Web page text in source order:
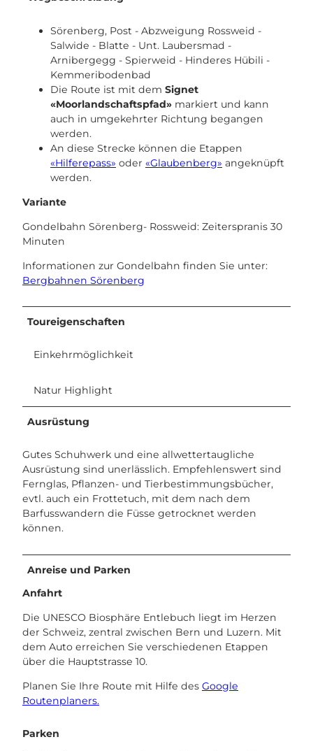
Sörenberg, Post - Abzweigung Rossweid -
Salwide - Blatte - Unt. Laubersmad -
Arnibergegg - Spierweid - Hinderes Hübili -
Kemmeribodenbad
Die Route ist mit dem Signet
«Moorlandschaftspfad» markiert und kann
auch in umgekehrter Richtung begangen
werden.
An diese Strecke können die Etappen
«Hilferepass» oder «Glaubenberg» angeknüpft
werden.
Variante
Gondelbahn Sörenberg- Rossweid: Zeiterspranis 30
Minuten
Informationen zur Gondelbahn finden Sie unter:
Bergbahnen Sörenberg
Toureigenschaften
Einkehrmöglichkeit
Natur Highlight
Ausrüstung
Gutes Schuhwerk und eine allwettertaugliche
Ausrüstung sind unerlässlich. Empfehlenswert sind
Fernglas, Pflanzen- und Tierbestimmungsbücher,
evtl. auch ein Frottetuch, mit dem nach dem
Barfusswandern die Füsse getrocknet werden
können.
Anreise und Parken
Anfahrt
Die UNESCO Biosphäre Entlebuch liegt im Herzen
der Schweiz, zentral zwischen Bern und Luzern. Mit
dem Auto erreichen Sie verschiedenen Etappen
über die Hauptstrasse 10.
Planen Sie Ihre Route mit Hilfe des Google
Routenplaners.
Parken